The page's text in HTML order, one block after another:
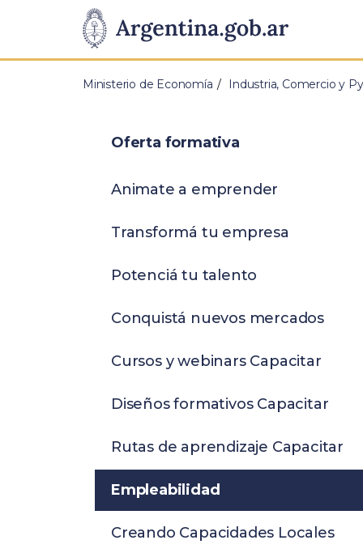
Presidencia
de
Pasar al contenido principal
Ministerio de Economía Industria, Comercio y
Oferta formativa
Animate a emprender
Transformá tu empresa
Potenciá tu talento
Conquistá nuevos mercados
Cursos y webinars Capacitar
Diseños formativos Capacitar
Rutas de aprendizaje Capacitar
Empleabilidad
Creando Capacidades Locales